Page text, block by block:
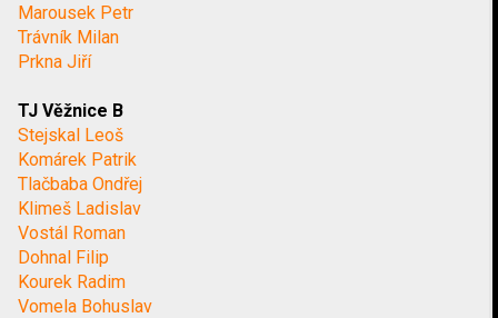
Marousek Petr
Trávník Milan
Prkna Jiří
TJ Věžnice B
Stejskal Leoš
Komárek Patrik
Tlačbaba Ondřej
Klimeš Ladislav
Vostál Roman
Dohnal Filip
Kourek Radim
Vomela Bohuslav